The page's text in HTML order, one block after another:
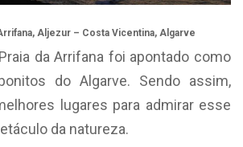
Aljezur – Costa Vicentina, Algarve
da Arrifana foi apontado como
do Algarve. Sendo assim,
lugares para admirar esse
da natureza.